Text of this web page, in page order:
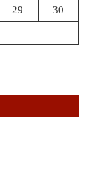
29 30